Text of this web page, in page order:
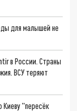
для малышей не
в России. Страны
ВСУ теряют
Киеву "пересёк